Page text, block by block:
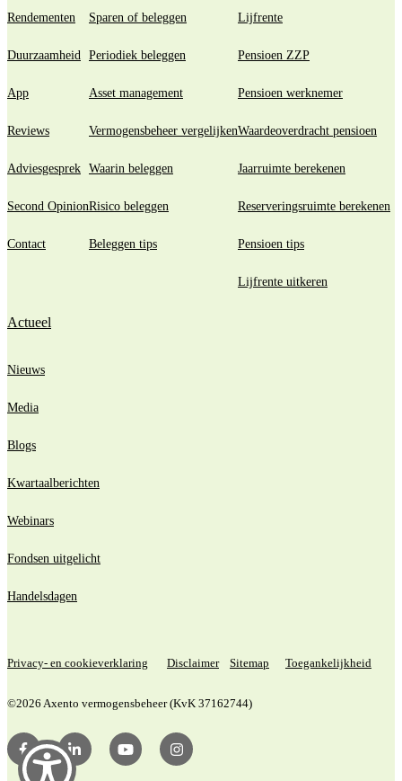
Rendementen
Duurzaamheid
App
Reviews
Adviesgesprek
Second Opinion
Contact
Sparen of beleggen
Periodiek beleggen
Asset management
Vermogensbeheer vergelijken
Waarin beleggen
Risico beleggen
Beleggen tips
Lijfrente
Pensioen ZZP
Pensioen werknemer
Waardeoverdracht pensioen
Jaarruimte berekenen
Reserveringsruimte berekenen
Pensioen tips
Lijfrente uitkeren
Actueel
Nieuws
Media
Blogs
Kwartaalberichten
Webinars
Fondsen uitgelicht
Handelsdagen
Privacy- en cookieverklaring Disclaimer Sitemap Toegankelijkheid
©2026 Axento vermogensbeheer (KvK 37162744)